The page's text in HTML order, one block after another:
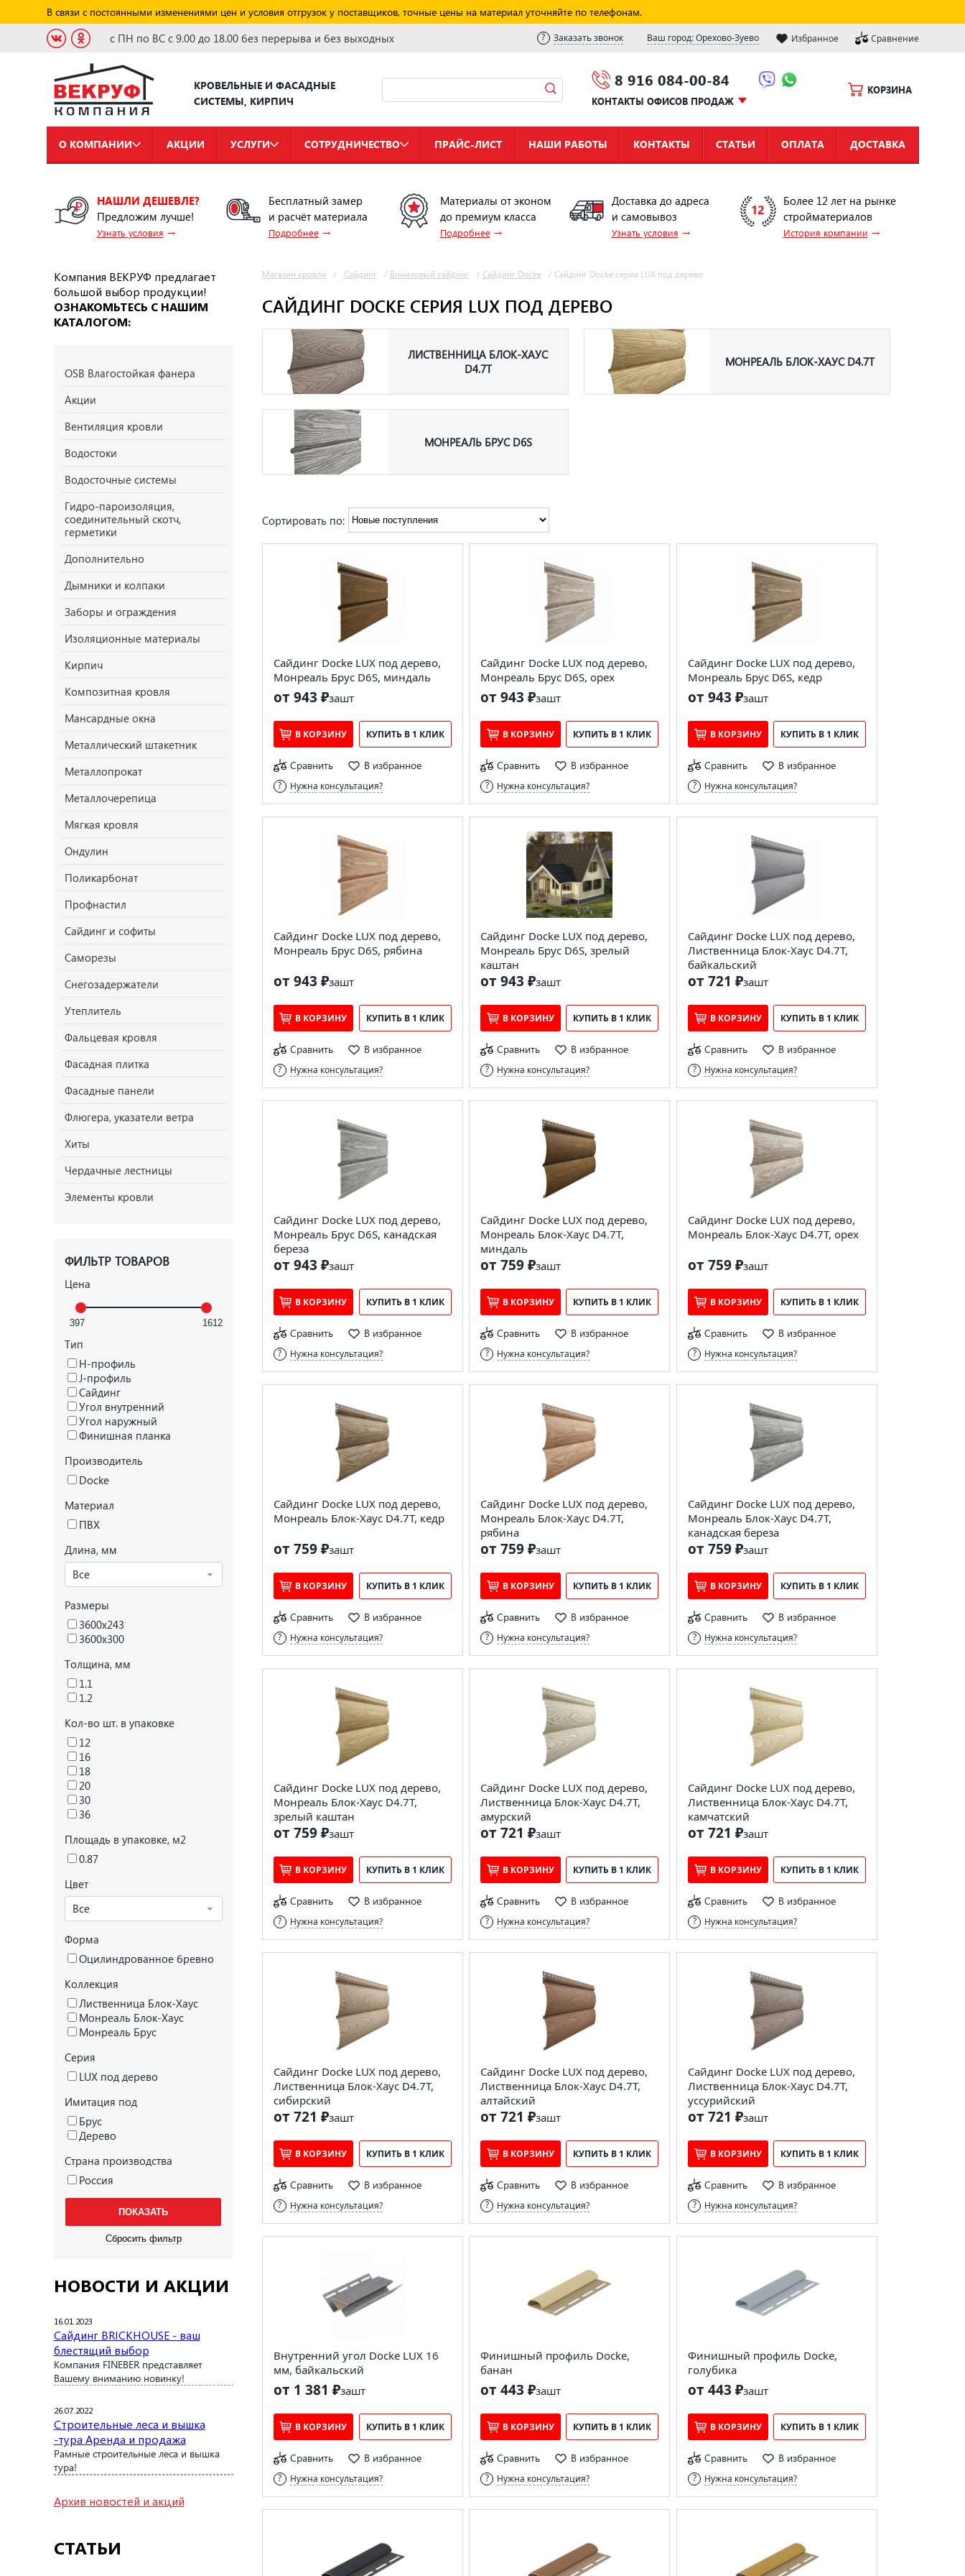
В связи с постоянными изменениями цен и условия отгрузок у поставщиков, точные цены на материал уточняйте по телефонам.
с ПН по ВС с 9.00 до 18.00 без перерыва и без выходных Заказать звонок Ваш город: Орехово-Зуево Избранное Сравнение
КРОВЕЛЬНЫЕ И ФАСАДНЫЕ
СИСТЕМЫ, КИРПИЧ
8 916 084-00-84
КОНТАКТЫ ОФИСОВ ПРОДАЖ
КОРЗИНА
О КОМПАНИИ АКЦИИ УСЛУГИ СОТРУДНИЧЕСТВО ПРАЙС-ЛИСТ НАШИ РАБОТЫ КОНТАКТЫ СТАТЬИ ОПЛАТА ДОСТАВКА
НАШЛИ ДЕШЕВЛЕ?
Предложим лучше!
Узнать условия →
Бесплатный замер
и расчёт материала
Подробнее→
Материалы от эконом
до премиум класса
Подробнее→
Доставка до адреса
и самовывоз
Узнать условия →
Более 12 лет на рынке
стройматериалов
История компании →
Компания ВЕКРУФ предлагает
большой выбор продукции!
ОЗНАКОМЬТЕСЬ С НАШИМ
КАТАЛОГОМ:
OSB Влагостойкая фанера
Акции
Вентиляция кровли
Водостоки
Водосточные системы
Гидро-пароизоляция,
соединительный скотч,
герметики
Дополнительно
Дымники и колпаки
Заборы и ограждения
Изоляционные материалы
Кирпич
Композитная кровля
Мансардные окна
Металлический штакетник
Металлопрокат
Металлочерепица
Мягкая кровля
Ондулин
Поликарбонат
Профнастил
Сайдинг и софиты
Саморезы
Снегозадержатели
Утеплитель
Фальцевая кровля
Фасадная плитка
Фасадные панели
Флюгера, указатели ветра
Хиты
Чердачные лестницы
Элементы кровли
ФИЛЬТР ТОВАРОВ
Цена
Тип
H-профиль
J-профиль
Сайдинг
Угол внутренний
Угол наружный
Финишная планка
Производитель
Docke
Материал
ПВХ
Длина, мм
Все
Размеры
3600x243
3600x300
Толщина, мм
1.1
1.2
Кол-во шт. в упаковке
12
16
18
20
30
36
Площадь в упаковке, м2
0.87
Цвет
Все
Форма
Оцилиндрованное бревно
Коллекция
Лиственница Блок-Хаус
Монреаль Блок-Хаус
Монреаль Брус
Серия
LUX под дерево
Имитация под
Брус
Дерево
Страна производства
Россия
НОВОСТИ И АКЦИИ
16.01.2023
Сайдинг BRICKHOUSE - ваш
блестящий выбор
Компания FINEBER представляет
Вашему вниманию новинку!
26.07.2022
Строительные леса и вышка
-тура Аренда и продажа
Рамные строительные леса и вышка
тура!
Архив новостей и акций
СТАТЬИ
Магазин кровли / Сайдинг / Виниловый сайдинг / Сайдинг Docke / Сайдинг Docke серия LUX под дерево
САЙДИНГ DOCKE СЕРИЯ LUX ПОД ДЕРЕВО
ЛИСТВЕННИЦА БЛОК-ХАУС
D4.7T
МОНРЕАЛЬ БЛОК-ХАУС D4.7T
МОНРЕАЛЬ БРУС D6S
Сортировать по:
Сайдинг Docke LUX под дерево,
Монреаль Брус D6S, миндаль
от 943 ₽зашт
В КОРЗИНУ КУПИТЬ В 1 КЛИК
Сравнить В избранное
Нужна консультация?
Сайдинг Docke LUX под дерево,
Монреаль Брус D6S, орех
от 943 ₽зашт
В КОРЗИНУ КУПИТЬ В 1 КЛИК
Сравнить В избранное
Нужна консультация?
Сайдинг Docke LUX под дерево,
Монреаль Брус D6S, кедр
от 943 ₽зашт
В КОРЗИНУ КУПИТЬ В 1 КЛИК
Сравнить В избранное
Нужна консультация?
Сайдинг Docke LUX под дерево,
Монреаль Брус D6S, рябина
от 943 ₽зашт
В КОРЗИНУ КУПИТЬ В 1 КЛИК
Сравнить В избранное
Нужна консультация?
Сайдинг Docke LUX под дерево,
Монреаль Брус D6S, зрелый
каштан
от 943 ₽зашт
В КОРЗИНУ КУПИТЬ В 1 КЛИК
Сравнить В избранное
Нужна консультация?
Сайдинг Docke LUX под дерево,
Лиственница Блок-Хаус D4.7T,
байкальский
от 721 ₽зашт
В КОРЗИНУ КУПИТЬ В 1 КЛИК
Сравнить В избранное
Нужна консультация?
Сайдинг Docke LUX под дерево,
Монреаль Брус D6S, канадская
береза
от 943 ₽зашт
В КОРЗИНУ КУПИТЬ В 1 КЛИК
Сравнить В избранное
Нужна консультация?
Сайдинг Docke LUX под дерево,
Монреаль Блок-Хаус D4.7T,
миндаль
от 759 ₽зашт
В КОРЗИНУ КУПИТЬ В 1 КЛИК
Сравнить В избранное
Нужна консультация?
Сайдинг Docke LUX под дерево,
Монреаль Блок-Хаус D4.7T, орех
от 759 ₽зашт
В КОРЗИНУ КУПИТЬ В 1 КЛИК
Сравнить В избранное
Нужна консультация?
Сайдинг Docke LUX под дерево,
Монреаль Блок-Хаус D4.7T, кедр
от 759 ₽зашт
В КОРЗИНУ КУПИТЬ В 1 КЛИК
Сравнить В избранное
Нужна консультация?
Сайдинг Docke LUX под дерево,
Монреаль Блок-Хаус D4.7T,
рябина
от 759 ₽зашт
В КОРЗИНУ КУПИТЬ В 1 КЛИК
Сравнить В избранное
Нужна консультация?
Сайдинг Docke LUX под дерево,
Монреаль Блок-Хаус D4.7T,
канадская береза
от 759 ₽зашт
В КОРЗИНУ КУПИТЬ В 1 КЛИК
Сравнить В избранное
Нужна консультация?
Сайдинг Docke LUX под дерево,
Монреаль Блок-Хаус D4.7T,
зрелый каштан
от 759 ₽зашт
В КОРЗИНУ КУПИТЬ В 1 КЛИК
Сравнить В избранное
Нужна консультация?
Сайдинг Docke LUX под дерево,
Лиственница Блок-Хаус D4.7T,
амурский
от 721 ₽зашт
В КОРЗИНУ КУПИТЬ В 1 КЛИК
Сравнить В избранное
Нужна консультация?
Сайдинг Docke LUX под дерево,
Лиственница Блок-Хаус D4.7T,
камчатский
от 721 ₽зашт
В КОРЗИНУ КУПИТЬ В 1 КЛИК
Сравнить В избранное
Нужна консультация?
Сайдинг Docke LUX под дерево,
Лиственница Блок-Хаус D4.7T,
сибирский
от 721 ₽зашт
В КОРЗИНУ КУПИТЬ В 1 КЛИК
Сравнить В избранное
Нужна консультация?
Сайдинг Docke LUX под дерево,
Лиственница Блок-Хаус D4.7T,
алтайский
от 721 ₽зашт
В КОРЗИНУ КУПИТЬ В 1 КЛИК
Сравнить В избранное
Нужна консультация?
Сайдинг Docke LUX под дерево,
Лиственница Блок-Хаус D4.7T,
уссурийский
от 721 ₽зашт
В КОРЗИНУ КУПИТЬ В 1 КЛИК
Сравнить В избранное
Нужна консультация?
Внутренний угол Docke LUX 16
мм, байкальский
от 1 381 ₽зашт
В КОРЗИНУ КУПИТЬ В 1 КЛИК
Сравнить В избранное
Нужна консультация?
Финишный профиль Docke,
банан
от 443 ₽зашт
В КОРЗИНУ КУПИТЬ В 1 КЛИК
Сравнить В избранное
Нужна консультация?
Финишный профиль Docke,
голубика
от 443 ₽зашт
В КОРЗИНУ КУПИТЬ В 1 КЛИК
Сравнить В избранное
Нужна консультация?